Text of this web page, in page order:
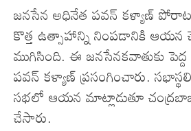
జనసేన అధినేత పవన్ కళ్యాణ్
కొత్త ఉత్సాహాన్ని నింపడానికి ఆయన
ముగిసింది. ఈ జనసేనకవాతుకు
పవన్ కళ్యాణ్ ప్రసంగించారు.
సభలో ఆయన మాట్లాడుతూ
చేసారు.